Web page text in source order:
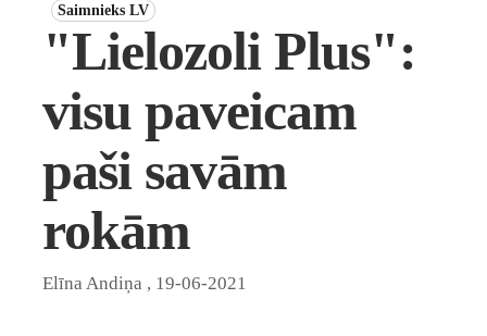
Saimnieks LV
"Lielozoli Plus":
visu paveicam
paši savām
rokām
Elīna Andiņa , 19-06-2021